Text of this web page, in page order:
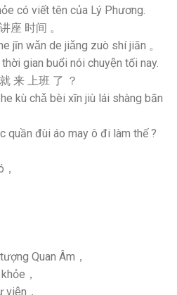
có viết tên của Lý Phương.
座 时间 。
jīn wǎn de jiǎng zuò shí jiān 。
gian buổi nói chuyện tối nay.
来 上班 了 ？
kù chǎ bèi xīn jiù lái shàng bān
quần đùi áo may ô đi làm thế ?
Quan Âm，
，
viện，